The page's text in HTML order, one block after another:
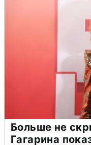
Больше не
Гагарина